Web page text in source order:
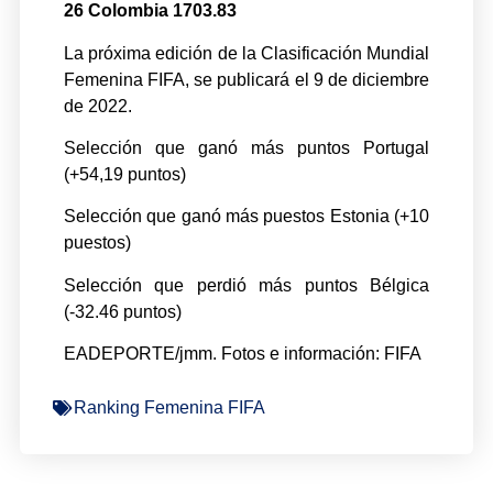
26 Colombia 1703.83
La próxima edición de la Clasificación Mundial
Femenina FIFA, se publicará el 9 de diciembre
de 2022.
Selección que ganó más puntos Portugal
(+54,19 puntos)
Selección que ganó más puestos Estonia (+10
puestos)
Selección que perdió más puntos Bélgica
(-32.46 puntos)
EADEPORTE/jmm. Fotos e información: FIFA
Ranking Femenina FIFA